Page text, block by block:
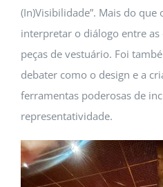
(In)Visibilidade”. Mais do que
interpretar o diálogo entre as
peças de vestuário. Foi
debater como o design e a
ferramentas poderosas de
representatividade.